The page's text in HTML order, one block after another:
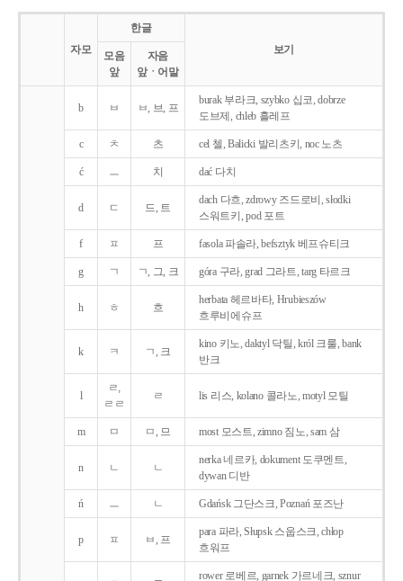
자모
한글
보기
모음
앞
자음
앞ㆍ어말
b ㅂ ㅂ, 브, 프
burak 부라크, szybko 십코, dobrze
도브제, chleb 흘레프
c ㅊ 츠 cel 첼, Balicki 발리츠키, noc 노츠
ć ㅡ 치 dać 다치
d ㄷ 드, 트
dach 다흐, zdrowy 즈드로비, słodki
스워트키, pod 포트
f ㅍ 프 fasola 파솔라, befsztyk 베프슈티크
g ㄱ ㄱ, 그, 크 góra 구라, grad 그라트, targ 타르크
h ㅎ 흐
herbata 헤르바타, Hrubieszów
흐루비에슈프
k ㅋ ㄱ, 크
kino 키노, daktyl 닥틸, król 크룰, bank
반크
l
ㄹ,
ㄹㄹ
ㄹ lis 리스, kolano 콜라노, motyl 모틸
m ㅁ ㅁ, 므 most 모스트, zimno 짐노, sam 삼
n ㄴ ㄴ
nerka 네르카, dokument 도쿠멘트,
dywan 디반
ń ㅡ ㄴ Gdańsk 그단스크, Poznań 포즈난
p ㅍ ㅂ, 프
para 파라, Słupsk 스웁스크, chłop
흐워프
rower 로베르, garnek 가르네크, sznur